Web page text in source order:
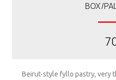
BOX/
Beirut-style fyllo pastry, very